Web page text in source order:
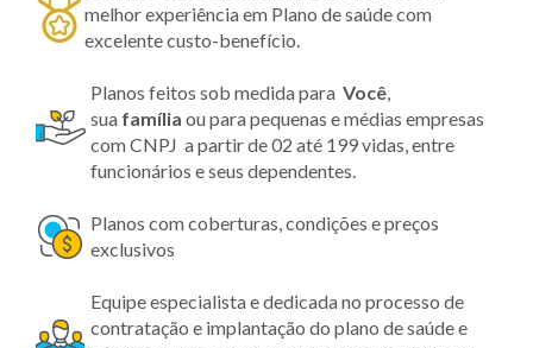
melhor experiência em Plano de saúde com
excelente custo-benefício.
Planos feitos sob medida para Você,
sua família ou para pequenas e médias empresas
com CNPJ a partir de 02 até 199 vidas, entre
funcionários e seus dependentes.
Planos com coberturas, condições e preços
exclusivos
Equipe especialista e dedicada no processo de
contratação e implantação do plano de saúde e